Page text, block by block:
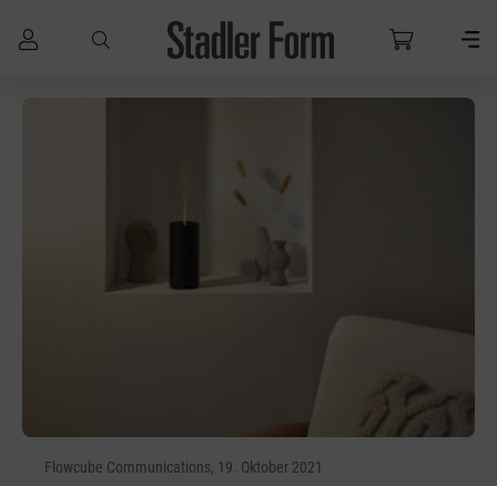
Zum Hauptinhalt springen
Flowcube Communications, 19. Oktober 2021